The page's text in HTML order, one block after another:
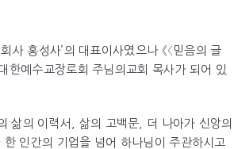
홍성사’의 대표이사였으나 《〈믿음의 글
한예수교장로회 주님의교회 목사가 되어 있
삶의 이력서, 삶의 고백문, 더 나아가 신앙의
한 인간의 기업을 넘어 하나님이 주관하시고